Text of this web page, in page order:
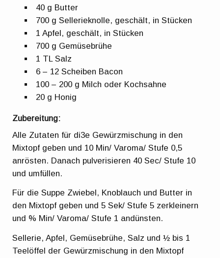
40 g Butter
700 g Sellerieknolle, geschält, in Stücken
1 Apfel, geschält, in Stücken
700 g Gemüsebrühe
1 TL Salz
6 – 12 Scheiben Bacon
100 – 200 g Milch oder Kochsahne
20 g Honig
Zubereitung:
Alle Zutaten für di3e Gewürzmischung in den
Mixtopf geben und 10 Min/ Varoma/ Stufe 0,5
anrösten. Danach pulverisieren 40 Sec/ Stufe 10
und umfüllen.
Für die Suppe Zwiebel, Knoblauch und Butter in
den Mixtopf geben und 5 Sek/ Stufe 5 zerkleinern
und % Min/ Varoma/ Stufe 1 andünsten.
Sellerie, Apfel, Gemüsebrühe, Salz und ½ bis 1
Teelöffel der Gewürzmischung in den Mixtopf